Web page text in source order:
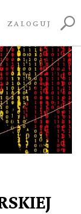
ZALOGUJ